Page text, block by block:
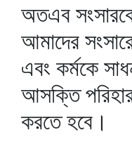
অতএব
আমাদের
এবং কর্মকে
আসক্তি
করতে হবে।